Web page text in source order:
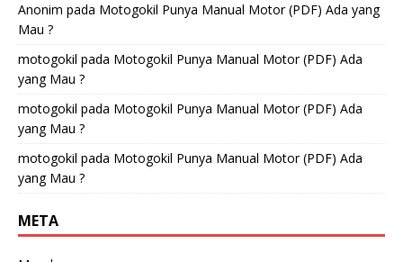
Anonim pada Motogokil Punya Manual Motor (PDF) Ada yang
Mau ?
motogokil pada Motogokil Punya Manual Motor (PDF) Ada
yang Mau ?
motogokil pada Motogokil Punya Manual Motor (PDF) Ada
yang Mau ?
motogokil pada Motogokil Punya Manual Motor (PDF) Ada
yang Mau ?
META